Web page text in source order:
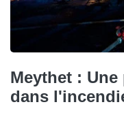
Meythet :
dans